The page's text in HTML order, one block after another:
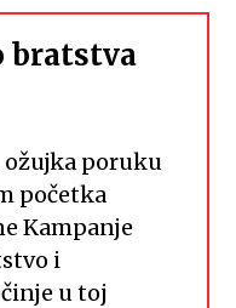
bratstva
ožujka poruku
početka
Kampanje
i
u toj